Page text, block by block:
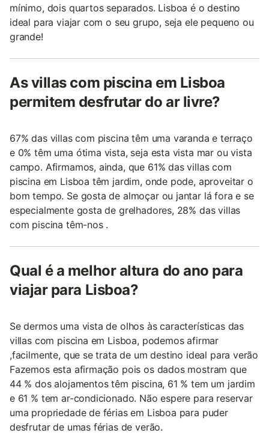
mínimo, dois quartos separados. Lisboa é o destino
ideal para viajar com o seu grupo, seja ele pequeno ou
grande!
As villas com piscina em Lisboa
permitem desfrutar do ar livre?
67% das villas com piscina têm uma varanda e terraço
e 0% têm uma ótima vista, seja esta vista mar ou vista
campo. Afirmamos, ainda, que 61% das villas com
piscina em Lisboa têm jardim, onde pode, aproveitar o
bom tempo. Se gosta de almoçar ou jantar lá fora e se
especialmente gosta de grelhadores, 28% das villas
com piscina têm-nos .
Qual é a melhor altura do ano para
viajar para Lisboa?
Se dermos uma vista de olhos às características das
villas com piscina em Lisboa, podemos afirmar
,facilmente, que se trata de um destino ideal para verão
Fazemos esta afirmação pois os dados mostram que
44 % dos alojamentos têm piscina, 61 % tem um jardim
e 61 % tem ar-condicionado. Não espere para reservar
uma propriedade de férias em Lisboa para puder
desfrutar de umas férias de verão.